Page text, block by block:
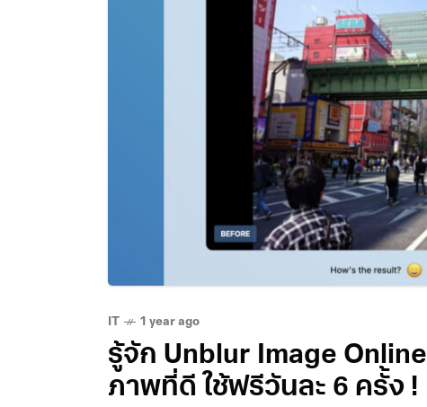
IT 1 year ago
รู้จัก Unblur Image
ภาพที่ดี ใช้ฟรีวันละ 6 ครั้ง !